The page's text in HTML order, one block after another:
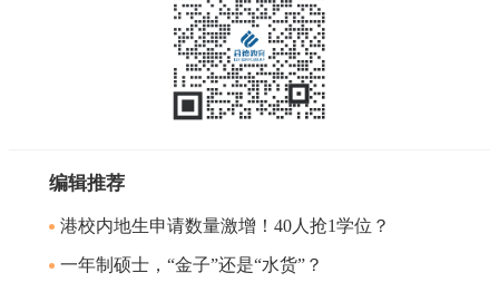
编辑推荐
港校内地生申请数量激增！40人抢1学位？
一年制硕士，“金子”还是“水货”？